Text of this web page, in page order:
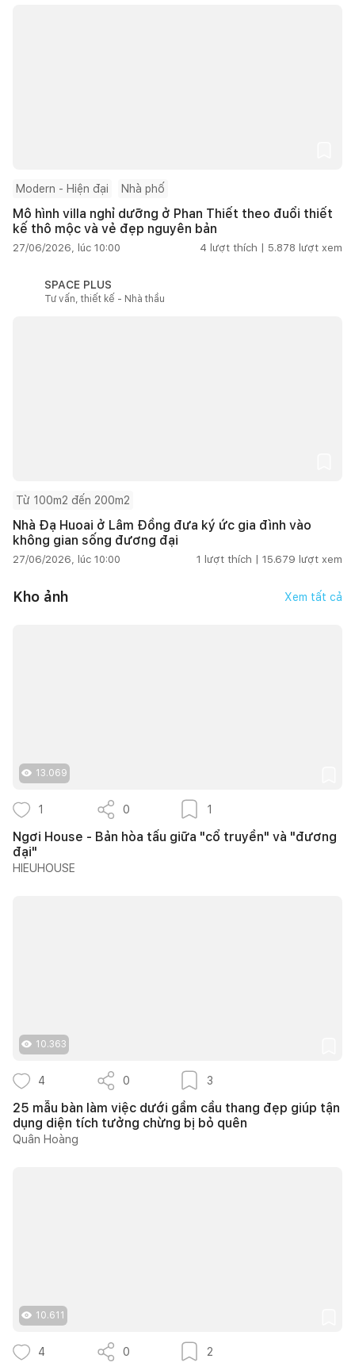
Modern - Hiện đại Nhà phố
Mô hình villa nghỉ dưỡng ở Phan Thiết theo đuổi thiết
kế thô mộc và vẻ đẹp nguyên bản
27/06/2026, lúc 10:00 4 lượt thích | 5.878 lượt xem
SPACE PLUS
Tư vấn, thiết kế - Nhà thầu
Từ 100m2 đến 200m2
Nhà Đạ Huoai ở Lâm Đồng đưa ký ức gia đình vào
không gian sống đương đại
27/06/2026, lúc 10:00 1 lượt thích | 15.679 lượt xem
Kho ảnh Xem tất cả
13.069
1 0 1
Ngơi House - Bản hòa tấu giữa "cổ truyền" và "đương
đại"
HIEUHOUSE
10.363
4 0 3
25 mẫu bàn làm việc dưới gầm cầu thang đẹp giúp tận
dụng diện tích tưởng chừng bị bỏ quên
Quân Hoàng
10.611
4 0 2